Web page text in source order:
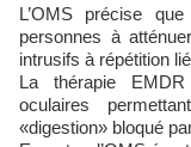
L’OMS précise
personnes à
intrusifs à répétition
La thérapie
oculaires
«digestion» bloqué